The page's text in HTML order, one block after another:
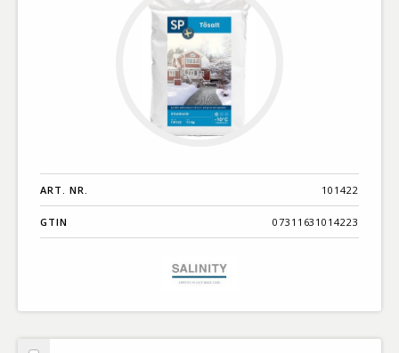
ART. NR. 101422
GTIN 07311631014223